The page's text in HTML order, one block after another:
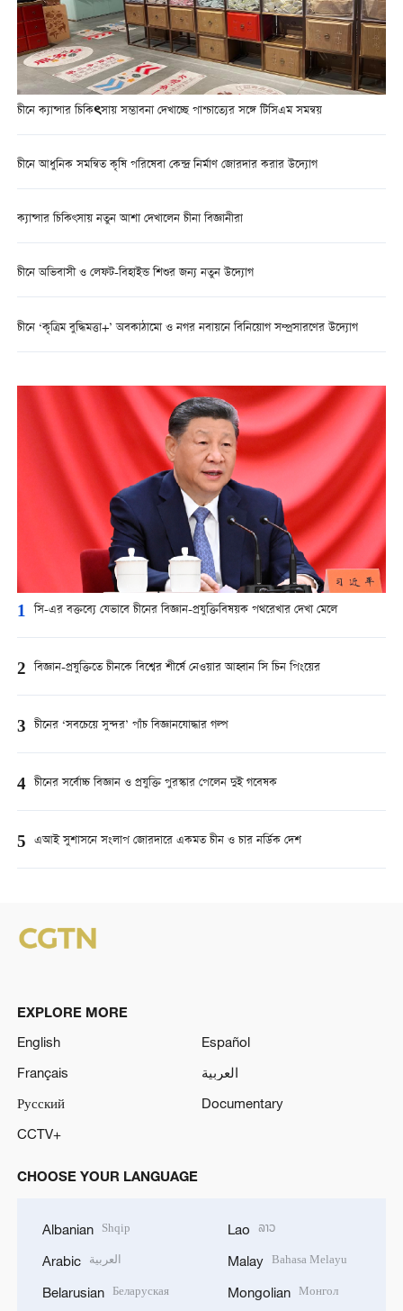
চীনে ক্যান্সার চিকিৎসায় সম্ভাবনা দেখাচ্ছে পাশ্চাত্যের সঙ্গে টিসিএম সমন্বয়
চীনে আধুনিক সমন্বিত কৃষি পরিষেবা কেন্দ্র নির্মাণ জোরদার করার উদ্যোগ
ক্যান্সার চিকিৎসায় নতুন আশা দেখালেন চীনা বিজ্ঞানীরা
চীনে অভিবাসী ও লেফট-বিহাইন্ড শিশুর জন্য নতুন উদ্যোগ
চীনে ‘কৃত্রিম বুদ্ধিমত্তা+’ অবকাঠামো ও নগর নবায়নে বিনিয়োগ সম্প্রসারণের উদ্যোগ
1 সি-এর বক্তব্যে যেভাবে চীনের বিজ্ঞান-প্রযুক্তিবিষয়ক পথরেখার দেখা মেলে
2 বিজ্ঞান-প্রযুক্তিতে চীনকে বিশ্বের শীর্ষে নেওয়ার আহ্বান সি চিন পিংয়ের
3 চীনের ‘সবচেয়ে সুন্দর’ পাঁচ বিজ্ঞানযোদ্ধার গল্প
4 চীনের সর্বোচ্চ বিজ্ঞান ও প্রযুক্তি পুরস্কার পেলেন দুই গবেষক
5 এআই সুশাসনে সংলাপ জোরদারে একমত চীন ও চার নর্ডিক দেশ
EXPLORE MORE
English
Español
Français
العربية
Русский
Documentary
CCTV+
CHOOSE YOUR LANGUAGE
Albanian Shqip
Arabic العربية
Belarusian Беларуская
Lao ລາວ
Malay Bahasa Melayu
Mongolian Монгол